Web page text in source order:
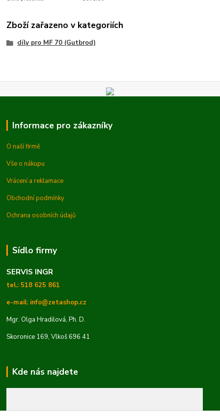
Zboží zařazeno v kategoriích
díly pro MF 70 (Gutbrod)
Informace pro zákazníky
O naší firmě
Vše o nákupu
Vrácení a reklamace
Obchodní podmínky
Ochrana osobních údajů
Sídlo firmy
SERVIS INGR
tel.: 518 625 861
e-mail: info@zetashop.cz
Mgr. Olga Hradilová, Ph. D.
Skoronice 169, Vlkoš 696 41
Kde nás najdete